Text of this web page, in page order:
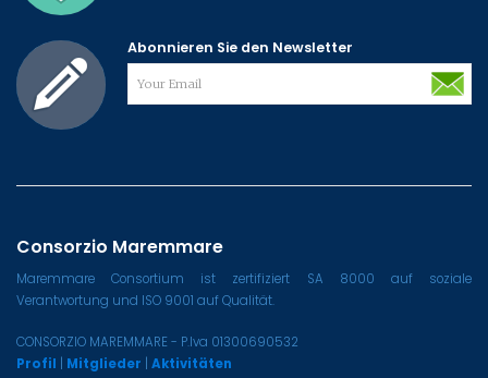
Abonnieren Sie den Newsletter
Consorzio Maremmare
Maremmare Consortium ist zertifiziert SA 8000 auf soziale
Verantwortung und ISO 9001 auf Qualität.
CONSORZIO MAREMMARE - P.Iva 01300690532
Profil
Mitglieder Aktivitäten